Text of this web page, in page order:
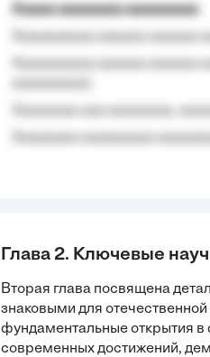
Aaaaa aaaaaaaa aaaaaaaaa
Глава 2. Ключевые
Вторая глава посвящена
знаковыми для
фундаментальные открытия в
современных достижений,